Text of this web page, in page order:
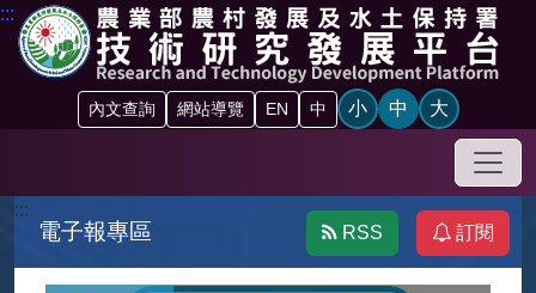
跳到主要內容區塊
內文查詢 網站導覽 EN 中 小 中 大
手機
:::
電子報專區 RSS 訂閱
:::